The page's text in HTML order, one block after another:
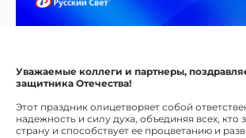
Уважаемые коллеги и партнеры,
защитника Отечества!
Этот праздник олицетворяет собой
надежность и силу духа, объединяя всех,
страну и способствует ее процветанию и